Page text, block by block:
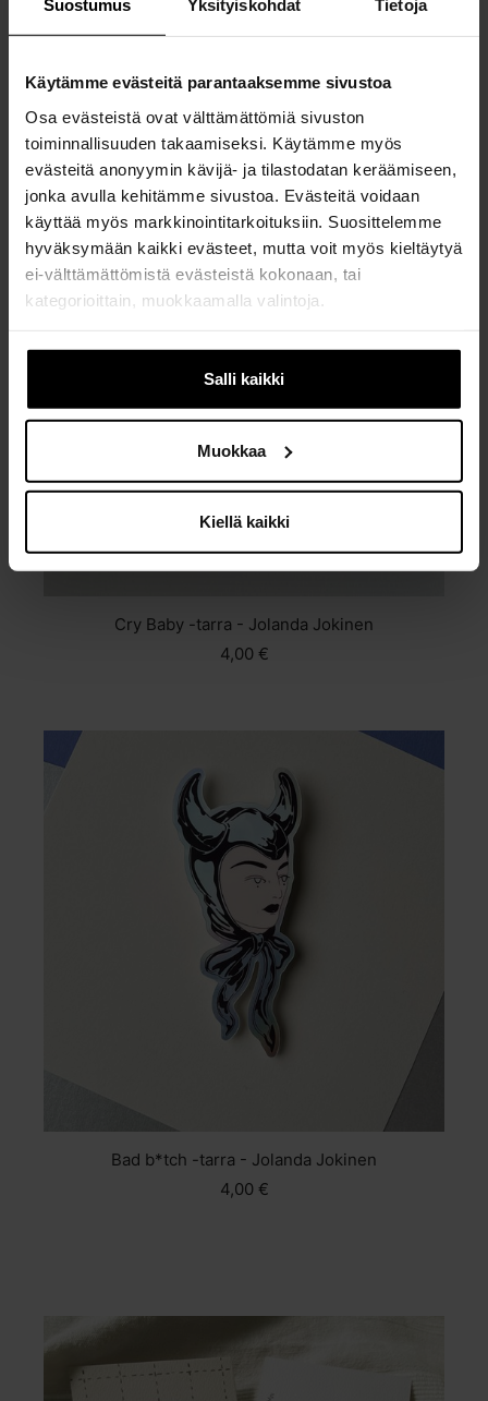
Suostumus Yksityiskohdat Tietoja
Käytämme evästeitä parantaaksemme sivustoa
Osa evästeistä ovat välttämättömiä sivuston
toiminnallisuuden takaamiseksi. Käytämme myös
evästeitä anonyymin kävijä- ja tilastodatan keräämiseen,
jonka avulla kehitämme sivustoa. Evästeitä voidaan
käyttää myös markkinointitarkoituksiin. Suosittelemme
hyväksymään kaikki evästeet, mutta voit myös kieltäytyä
ei-välttämättömistä evästeistä kokonaan, tai
kategorioittain, muokkaamalla valintoja.
Jos muutat mielesi myöhemmin, voit muokata asetuksia
evästeasetusten alla, sivun alalaidassa.
Salli kaikki
Muokkaa
Kiellä kaikki
Cute Beast -tarra - Jolanda Jokinen
4,00 €
Cry Baby -tarra - Jolanda Jokinen
4,00 €
Bad b*tch -tarra - Jolanda Jokinen
4,00 €